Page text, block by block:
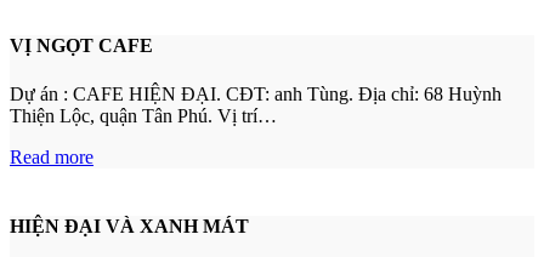
VỊ NGỌT CAFE
Dự án : CAFE HIỆN ĐẠI. CĐT: anh Tùng. Địa chỉ: 68 Huỳnh
Thiện Lộc, quận Tân Phú. Vị trí…
Read more
HIỆN ĐẠI VÀ XANH MÁT